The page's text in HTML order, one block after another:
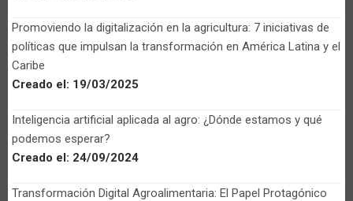
Promoviendo la digitalización en la agricultura: 7 iniciativas de
políticas que impulsan la transformación en América Latina y el
Caribe
Creado el: 19/03/2025
Inteligencia artificial aplicada al agro: ¿Dónde estamos y qué
podemos esperar?
Creado el: 24/09/2024
Transformación Digital Agroalimentaria: El Papel Protagónico